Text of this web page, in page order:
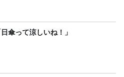
傘って涼しいね！」